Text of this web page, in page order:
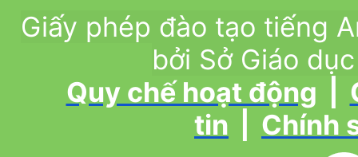
Giấy phép đào tạo tiếng
bởi Sở Giáo
Quy chế hoạt động
tin
Chính